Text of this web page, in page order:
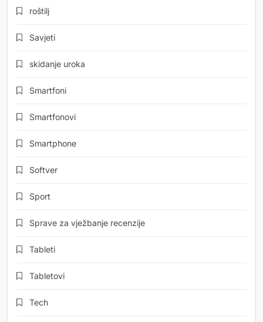
roštilj
Savjeti
skidanje uroka
Smartfoni
Smartfonovi
Smartphone
Softver
Sport
Sprave za vježbanje recenzije
Tableti
Tabletovi
Tech